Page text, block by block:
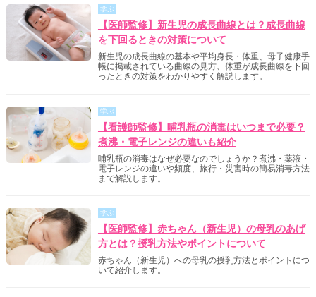
学ぶ
【医師監修】新生児の成長曲線とは？成長曲線
を下回るときの対策について
新生児の成長曲線の基本や平均身長・体重、母子健康手
帳に掲載されている曲線の見方、体重が成長曲線を下回
ったときの対策をわかりやすく解説します。
学ぶ
【看護師監修】哺乳瓶の消毒はいつまで必要？
煮沸・電子レンジの違いも紹介
哺乳瓶の消毒はなぜ必要なのでしょうか？煮沸・薬液・
電子レンジの違いや頻度、旅行・災害時の簡易消毒方法
まで解説します。
学ぶ
【医師監修】赤ちゃん（新生児）の母乳のあげ
方とは？授乳方法やポイントについて
赤ちゃん（新生児）への母乳の授乳方法とポイントにつ
いて紹介します。